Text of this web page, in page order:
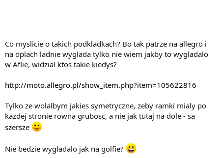
Co myslicie o takich podkladkach? Bo tak patrze na allegro i
na oplach ladnie wyglada tylko nie wiem jakby to wygladalo
w Aflie, widzial ktos takie kiedys?
http://moto.allegro.pl/show_item.php?item=105622816
Tylko ze wolalbym jakies symetryczne, zeby ramki mialy po
kazdej stronie rowna grubosc, a nie jak tutaj na dole - sa
szersze
Nie bedzie wygladalo jak na golfie?